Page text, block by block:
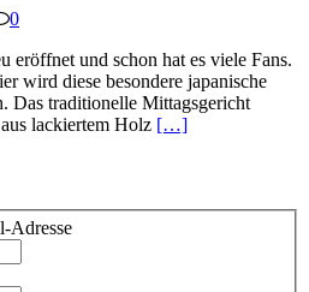
0
eröffnet und schon hat es viele Fans.
wird diese besondere japanische
Das traditionelle Mittagsgericht
lackiertem Holz […]
Adresse